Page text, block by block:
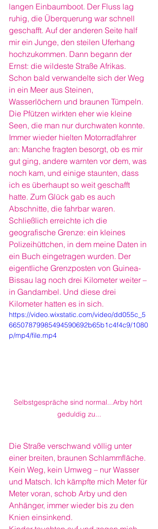
langen Einbaumboot. Der Fluss lag
ruhig, die Überquerung war schnell
geschafft. Auf der anderen Seite half
mir ein Junge, den steilen Uferhang
hochzukommen. Dann begann der
Ernst: die wildeste Straße Afrikas.
Schon bald verwandelte sich der Weg
in ein Meer aus Steinen,
Wasserlöchern und braunen Tümpeln.
Die Pfützen wirkten eher wie kleine
Seen, die man nur durchwaten konnte.
Immer wieder hielten Motorradfahrer
an: Manche fragten besorgt, ob es mir
gut ging, andere warnten vor dem, was
noch kam, und einige staunten, dass
ich es überhaupt so weit geschafft
hatte. Zum Glück gab es auch
Abschnitte, die fahrbar waren.
Schließlich erreichte ich die
geografische Grenze: ein kleines
Polizeihüttchen, in dem meine Daten in
ein Buch eingetragen wurden. Der
eigentliche Grenzposten von Guinea-
Bissau lag noch drei Kilometer weiter –
in Gandambel. Und diese drei
Kilometer hatten es in sich.
https://video.wixstatic.com/video/dd055c_5
66507879985494590692b65b1c4f4c9/1080
p/mp4/file.mp4
Selbstgespräche sind normal...Arby hört
geduldig zu...
Die Straße verschwand völlig unter
einer breiten, braunen Schlammfläche.
Kein Weg, kein Umweg – nur Wasser
und Matsch. Ich kämpfte mich Meter für
Meter voran, schob Arby und den
Anhänger, immer wieder bis zu den
Knien einsinkend.